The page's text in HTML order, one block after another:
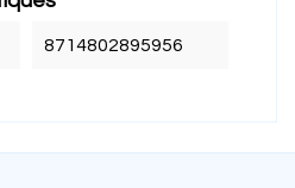
8714802895956